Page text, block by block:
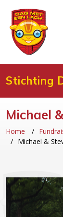
Stichting
Michael
Home
Michael &